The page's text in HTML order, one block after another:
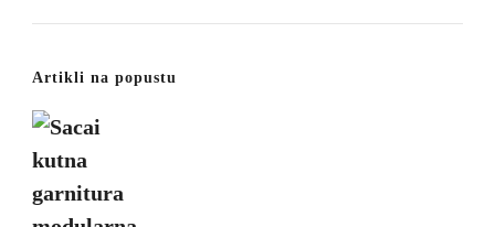
Artikli na popustu